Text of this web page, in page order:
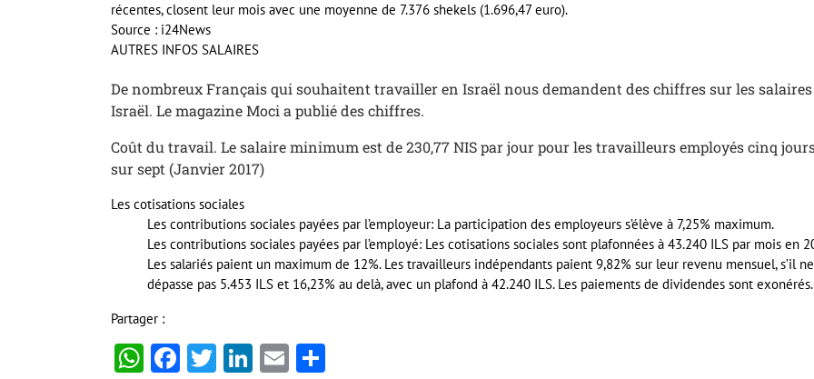
récentes, closent leur mois avec une moyenne de 7.376 shekels (1.696,47 euro).
Source : i24News
AUTRES INFOS SALAIRES
De nombreux Français qui souhaitent travailler en Israël nous demandent des chiffres sur les
Israël. Le magazine Moci a publié des chiffres.
Coût du travail. Le salaire minimum est de 230,77 NIS par jour pour les travailleurs employés cinq
sur sept (Janvier 2017)
Les cotisations sociales
Les contributions sociales payées par l’employeur: La participation des employeurs s’élève à 7,25% maximum.
Les contributions sociales payées par l’employé: Les cotisations sociales sont plafonnées à 43.240 ILS par mois en
Les salariés paient un maximum de 12%. Les travailleurs indépendants paient 9,82% sur leur revenu mensuel, s’il ne
dépasse pas 5.453 ILS et 16,23% au delà, avec un plafond à 42.240 ILS. Les paiements de dividendes sont exonérés.
Partager :
WhatsApp
Facebook
Twitter
LinkedIn
Email